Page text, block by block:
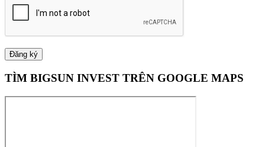
TÌM BIGSUN INVEST TRÊN GOOGLE MAPS